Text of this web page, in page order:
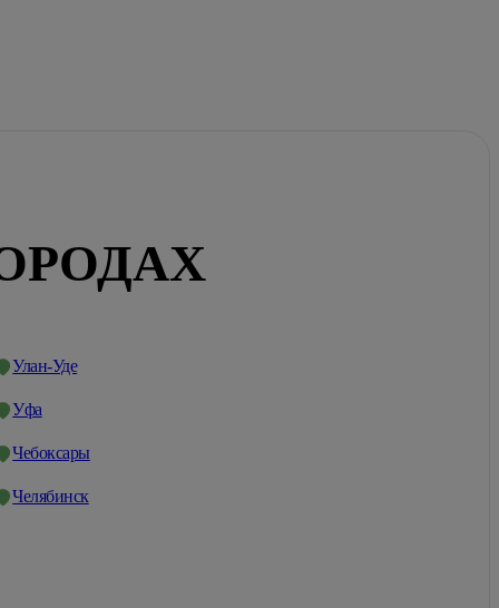
Улан-Уде
Уфа
Чебоксары
Челябинск